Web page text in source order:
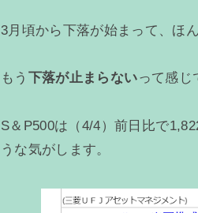
3月頃から下落が始まって、ほ
もう 下落が止まらないって感じ
S＆P500は（4/4）前日比で
うな気がします。